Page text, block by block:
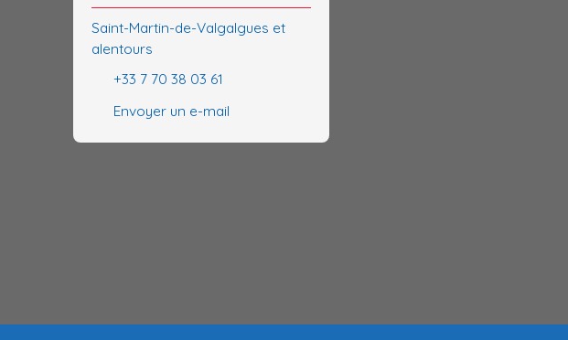
Saint-Martin-de-Valgalgues et
alentours
+33 7 70 38 03 61
Envoyer un e-mail